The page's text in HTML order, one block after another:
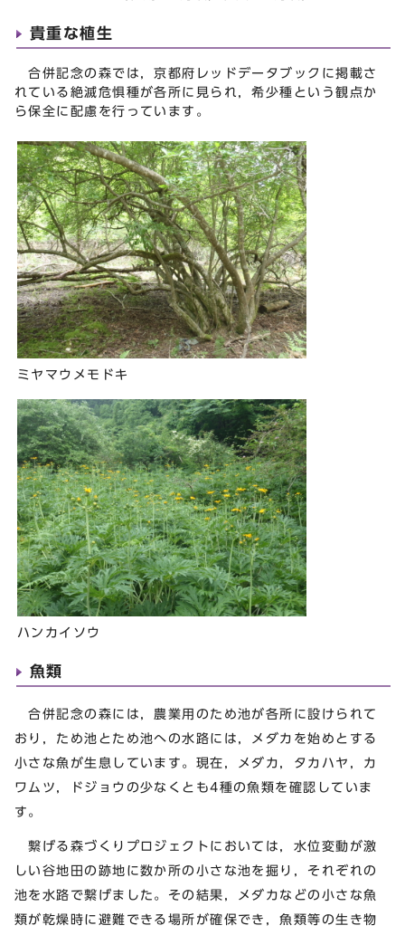
貴重な植生
合併記念の森では，京都府レッドデータブックに掲載さ
れている絶滅危惧種が各所に見られ，希少種という観点か
ら保全に配慮を行っています。
ミヤマウメモドキ
ハンカイソウ
魚類
合併記念の森には，農業用のため池が各所に設けられて
おり，ため池とため池への水路には，メダカを始めとする
小さな魚が生息しています。現在，メダカ，タカハヤ，カ
ワムツ，ドジョウの少なくとも4種の魚類を確認していま
す。
繋げる森づくりプロジェクトにおいては，水位変動が激
しい谷地田の跡地に数か所の小さな池を掘り，それぞれの
池を水路で繋げました。その結果，メダカなどの小さな魚
類が乾燥時に避難できる場所が確保でき，魚類等の生き物